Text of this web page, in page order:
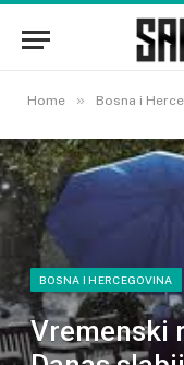
Home » Bosna i
BOSNA I HERCEGOVINA
Vremenski